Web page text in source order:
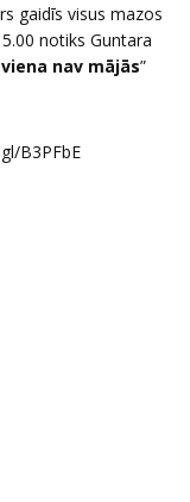
gaidīs visus mazos
notiks Guntara
nav mājās”
B3PFbE